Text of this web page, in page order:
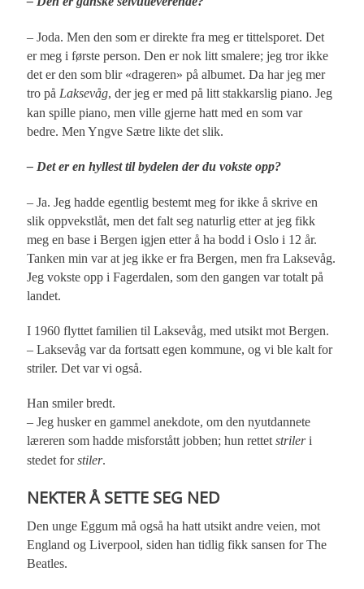
– Joda. Men den som er direkte fra meg er tittelsporet. Det
er meg i første person. Den er nok litt smalere; jeg tror ikke
det er den som blir «drageren» på albumet. Da har jeg mer
tro på Laksevåg, der jeg er med på litt stakkarslig piano. Jeg
kan spille piano, men ville gjerne hatt med en som var
bedre. Men Yngve Sætre likte det slik.
– Det er en hyllest til bydelen der du vokste opp?
– Ja. Jeg hadde egentlig bestemt meg for ikke å skrive en
slik oppvekstlåt, men det falt seg naturlig etter at jeg fikk
meg en base i Bergen igjen etter å ha bodd i Oslo i 12 år.
Tanken min var at jeg ikke er fra Bergen, men fra Laksevåg.
Jeg vokste opp i Fagerdalen, som den gangen var totalt på
landet.
I 1960 flyttet familien til Laksevåg, med utsikt mot Bergen.
– Laksevåg var da fortsatt egen kommune, og vi ble kalt for
striler. Det var vi også.
Han smiler bredt.
– Jeg husker en gammel anekdote, om den nyutdannete
læreren som hadde misforstått jobben; hun rettetstrileri
stedet forstiler.
NEKTER Å SETTE SEG NED
Den unge Eggum må også ha hatt utsikt andre veien, mot
England og Liverpool, siden han tidlig fikk sansen for The
Beatles.